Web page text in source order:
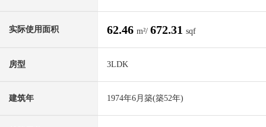
实际使用面积 62.46 m²/ 672.31 sqf
房型 3LDK
建筑年 1974年6月築(築52年)